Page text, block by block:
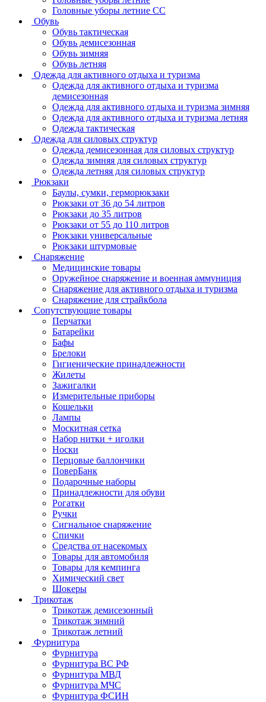
Головные уборы летние СС
Обувь
Обувь тактическая
Обувь демисезонная
Обувь зимняя
Обувь летняя
Одежда для активного отдыха и туризма
Одежда для активного отдыха и туризма
демисезонная
Одежда для активного отдыха и туризма зимняя
Одежда для активного отдыха и туризма летняя
Одежда тактическая
Одежда для силовых структур
Одежда демисезонная для силовых структур
Одежда зимняя для силовых структур
Одежда летняя для силовых структур
Рюкзаки
Баулы, сумки, герморюкзаки
Рюкзаки от 36 до 54 литров
Рюкзаки до 35 литров
Рюкзаки от 55 до 110 литров
Рюкзаки универсальные
Рюкзаки штурмовые
Снаряжение
Медицинские товары
Оружейное снаряжение и военная аммуниция
Снаряжение для активного отдыха и туризма
Снаряжение для страйкбола
Сопутствующие товары
Перчатки
Батарейки
Бафы
Брелоки
Гигиенические принадлежности
Жилеты
Зажигалки
Измерительные приборы
Кошельки
Лампы
Москитная сетка
Набор нитки + иголки
Носки
Перцовые баллончики
ПоверБанк
Подарочные наборы
Принадлежности для обуви
Рогатки
Ручки
Сигнальное снаряжение
Спички
Средства от насекомых
Товары для автомобиля
Товары для кемпинга
Химический свет
Шокеры
Трикотаж
Трикотаж демисезонный
Трикотаж зимний
Трикотаж летний
Фурнитура
Фурнитура
Фурнитура ВС РФ
Фурнитура МВД
Фурнитура МЧС
Фурнитура ФСИН